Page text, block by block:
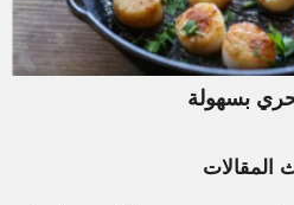
بسهولة
المقالات